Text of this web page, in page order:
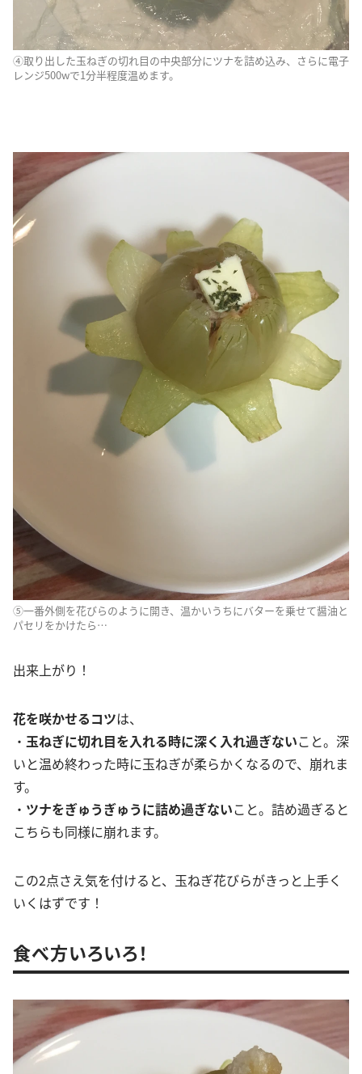
④取り出した玉ねぎの切れ目の中央部分にツナを詰め込み、さらに電子
レンジ500wで1分半程度温めます。
⑤一番外側を花びらのように開き、温かいうちにバターを乗せて醤油と
パセリをかけたら…
出来上がり！
花を咲かせるコツは、
・ 玉ねぎに切れ目を入れる時に深く入れ過ぎないこと。深
いと温め終わった時に玉ねぎが柔らかくなるので、崩れま
す。
・ ツナをぎゅうぎゅうに詰め過ぎないこと。詰め過ぎると
こちらも同様に崩れます。
この2点さえ気を付けると、玉ねぎ花びらがきっと上手く
いくはずです！
食べ方いろいろ！